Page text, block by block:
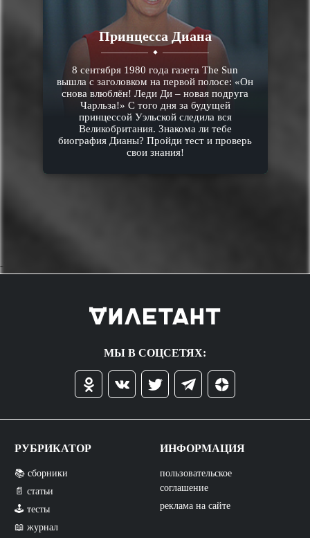
Принцесса Диана
8 сентября 1980 года газета The Sun
вышла с заголовком на первой полосе: «Он
снова влюблён! Леди Ди – новая подруга
Чарльза!» С того дня за будущей
принцессой Уэльской следила вся
Великобритания. Знакома ли тебе
биография Дианы? Пройди тест и проверь
свои знания!
->
МЫ В СОЦСЕТЯХ:
РУБРИКАТОР
📚 сборники
📄 статьи
🕹️ тесты
📖 журнал
ИНФОРМАЦИЯ
пользовательское
соглашение
реклама на сайте